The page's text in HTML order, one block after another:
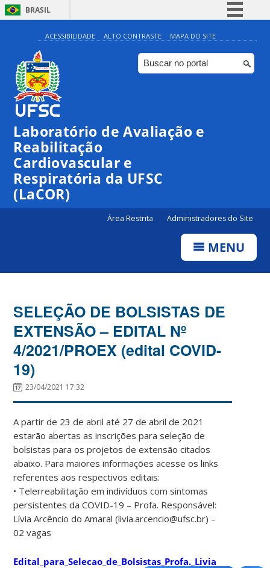
BRASIL
Simplifique!
Comunica BR
Participe
Canais
ACESSIBILIDADE ALTO CONTRASTE MAPA DO SITE
Laboratório de Avaliação e
Reabilitação
Cardiovascular e
Respiratória da UFSC
(LaCOR)
Área Restrita Administradores do Site
MENU
SELEÇÃO DE BOLSISTAS DE
EXTENSÃO – EDITAL Nº
4/2021/PROEX (edital COVID-
19)
23/04/2021 17:32
A partir de 23 de abril até 27 de abril de 2021
estarão abertas as inscrições para seleção de
bolsistas para os projetos de extensão citados
abaixo. Para maiores informações acesse os links
referentes aos respectivos editais:
• Telerreabilitação em indivíduos com sintomas
persistentes da COVID-19 – Profa. Responsável:
Lívia Arcêncio do Amaral (livia.arcencio@ufsc.br) –
02 vagas
Edital_para_Selecao_de_Bolsistas_Profa._Livia